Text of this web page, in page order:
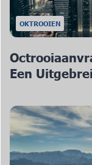
OKTROOIEN
Een